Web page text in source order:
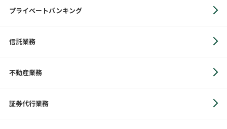
プライベートバンキング
信託業務
不動産業務
証券代行業務